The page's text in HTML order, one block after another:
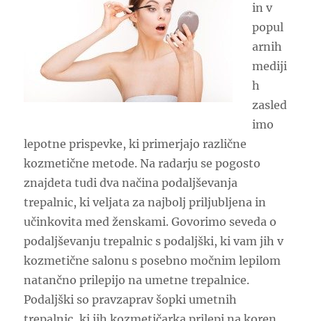
in v
popul
arnih
mediji
h
zasled
imo
lepotne prispevke, ki primerjajo različne
kozmetične metode. Na radarju se pogosto
znajdeta tudi dva načina podaljševanja
trepalnic, ki veljata za najbolj priljubljena in
učinkovita med ženskami. Govorimo seveda o
podaljševanju trepalnic s podaljški, ki vam jih v
kozmetične salonu s posebno močnim lepilom
natančno prilepijo na umetne trepalnice.
Podaljški so pravzaprav šopki umetnih